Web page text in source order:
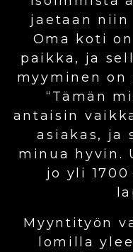
jaetaan
Oma koti
paikka, ja
myyminen
“Tämän
antaisin
asiakas, ja
minua hyvin.
jo yli
Myyntityön
lomilla